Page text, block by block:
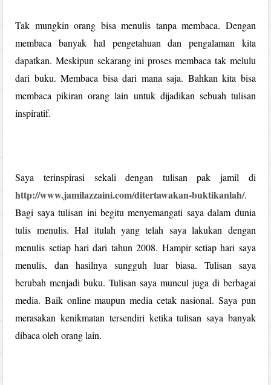
Tak mungkin orang bisa menulis tanpa membaca. Dengan
membaca banyak hal pengetahuan dan pengalaman kita
dapatkan. Meskipun sekarang ini proses membaca tak melulu
dari buku. Membaca bisa dari mana saja. Bahkan kita bisa
membaca pikiran orang lain untuk dijadikan sebuah tulisan
inspiratif.
Saya terinspirasi sekali dengan tulisan pak jamil di
http://www.jamilazzaini.com/ditertawakan-buktikanlah/.
Bagi saya tulisan ini begitu menyemangati saya dalam dunia
tulis menulis. Hal itulah yang telah saya lakukan dengan
menulis setiap hari dari tahun 2008. Hampir setiap hari saya
menulis, dan hasilnya sungguh luar biasa. Tulisan saya
berubah menjadi buku. Tulisan saya muncul juga di berbagai
media. Baik online maupun media cetak nasional. Saya pun
merasakan kenikmatan tersendiri ketika tulisan saya banyak
dibaca oleh orang lain.